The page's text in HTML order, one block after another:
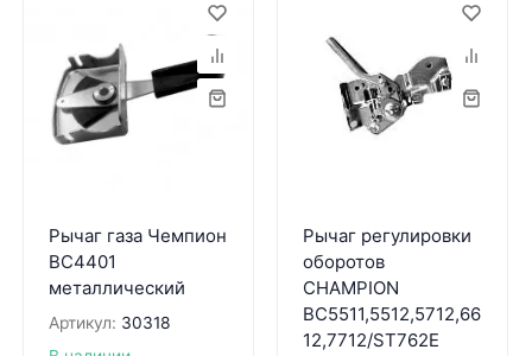
Рычаг газа Чемпион
BC4401
металлический
Артикул: 30318
Рычаг регулировки
оборотов
CHAMPION
ВС5511,5512,5712,66
12,7712/ST762E